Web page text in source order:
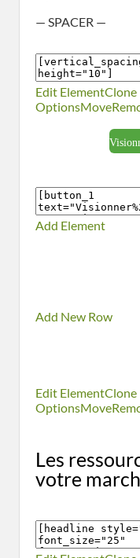
— SPACER —
Edit ElementClone
OptionsMove
Add Element
Add New Row
Edit ElementClone
OptionsMove
Les
votre